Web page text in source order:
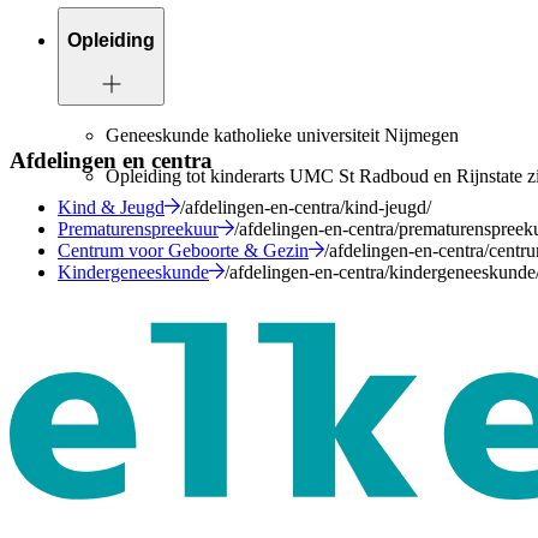
Opleiding
Geneeskunde katholieke universiteit Nijmegen
Opleiding tot kinderarts UMC St Radboud en Rijnstate
Afdelingen en centra
Kind & Jeugd
/afdelingen-en-centra/kind-jeugd/
Prematurenspreekuur
/afdelingen-en-centra/
Centrum voor Geboorte & Gezin
/afdelingen-en-centra/
Kindergeneeskunde
/afdelingen-en-centra/